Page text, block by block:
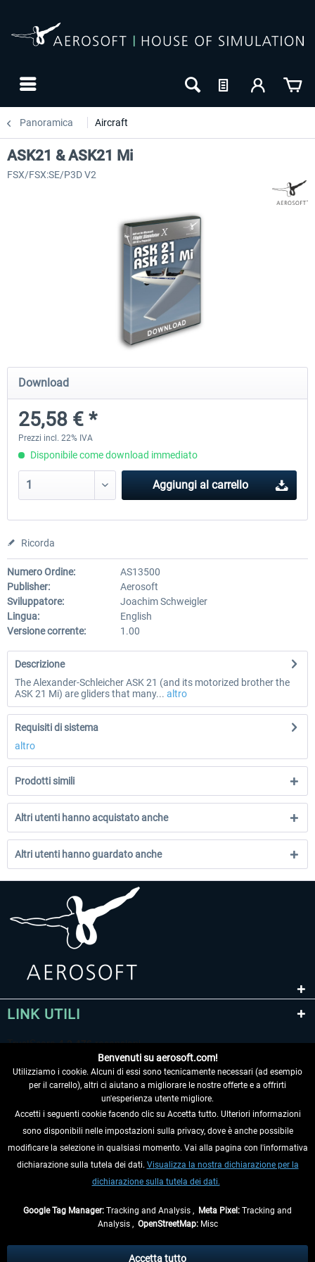
Panoramica Aircraft
Airbus Bundle
53,65 € *
iFly Jets-The 737NG for
ASK21 & ASK21 Mi
FSX/FSX:SE/P3D V2
Download
25,58 € *
Prezzi incl. 22% IVA
Disponibile come download immediato
Aggiungi al carrello
Ricorda
Numero Ordine:
AS13500
Publisher:
Aerosoft
Sviluppatore:
Joachim Schweigler
Lingua:
English
Versione corrente:
1.00
Descrizione
The Alexander-Schleicher ASK 21 (and its motorized brother the
ASK 21 Mi) are gliders that many... altro
Requisiti di sistema
altro
Prodotti simili
Altri utenti hanno acquistato anche
Altri utenti hanno guardato anche
LINK UTILI
RECEDERE DAL CONTRATTO
INFORMAZIONI
eventualmente le spese di spedizione, se non diversamente descritto.
Benvenuti su aerosoft.com!
Utilizziamo i cookie. Alcuni di essi sono tecnicamente necessari (ad esempio
per il carrello), altri ci aiutano a migliorare le nostre offerte e a offrirti
un'esperienza utente migliore.
Accetti i seguenti cookie facendo clic su Accetta tutto. Ulteriori informazioni
sono disponibili nelle impostazioni sulla privacy, dove è anche possibile
modificare la selezione in qualsiasi momento. Vai alla pagina con l'informativa
dichiarazione sulla tutela dei dati. Visualizza la nostra dichiarazione per la
dichiarazione sulla tutela dei dati.
Google Tag Manager: Tracking and Analysis , Meta Pixel: Tracking and
Analysis , OpenStreetMap:Misc
Accetta tutto